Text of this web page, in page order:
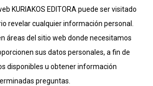
KURIAKOS EDITORA puede ser visitado
revelar cualquier información personal.
áreas del sitio web donde necesitamos
sus datos personales, a fin de
disponibles u obtener información
preguntas.